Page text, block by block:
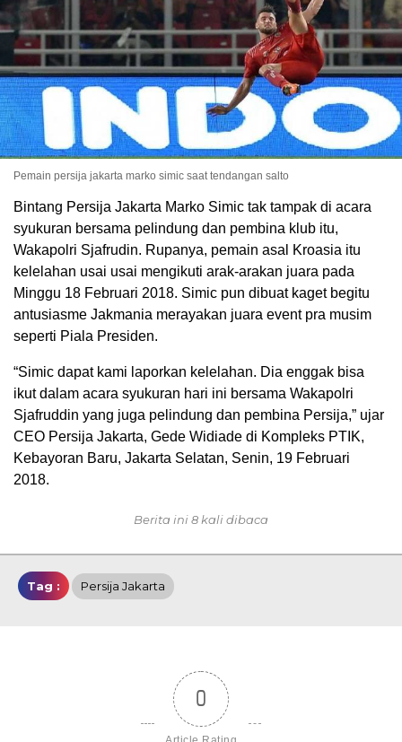
Pemain persija jakarta marko simic saat tendangan salto
Bintang Persija Jakarta Marko Simic tak tampak di acara
syukuran bersama pelindung dan pembina klub itu,
Wakapolri Sjafrudin. Rupanya, pemain asal Kroasia itu
kelelahan usai usai mengikuti arak-arakan juara pada
Minggu 18 Februari 2018. Simic pun dibuat kaget begitu
antusiasme Jakmania merayakan juara event pra musim
seperti Piala Presiden.
“Simic dapat kami laporkan kelelahan. Dia enggak bisa
ikut dalam acara syukuran hari ini bersama Wakapolri
Sjafruddin yang juga pelindung dan pembina Persija,” ujar
CEO Persija Jakarta, Gede Widiade di Kompleks PTIK,
Kebayoran Baru, Jakarta Selatan, Senin, 19 Februari
2018.
Berita ini 8 kali dibaca
Tag : Persija Jakarta
0